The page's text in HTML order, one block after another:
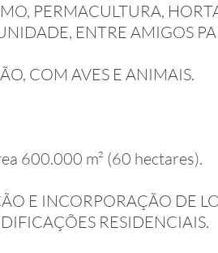
PERMACULTURA,
ENTRE AMIGOS
COM AVES E ANIMAIS.
600.000 m² (60 hectares).
E INCORPORAÇÃO DE
RESIDENCIAIS.